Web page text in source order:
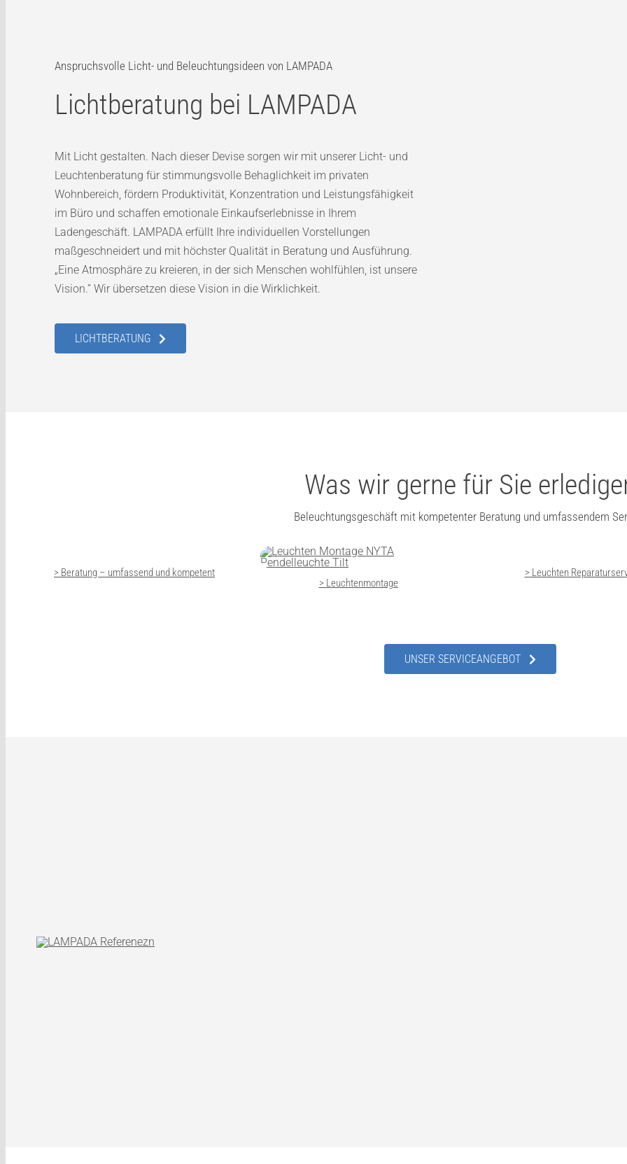
Anspruchsvolle Licht- und Beleuchtungsideen von LAMPADA
Lichtberatung bei LAMPADA
Mit Licht gestalten. Nach dieser Devise sorgen wir mit unserer Licht- und
Leuchtenberatung für stimmungsvolle Behaglichkeit im privaten
Wohnbereich, fördern Produktivität, Konzentration und Leistungsfähigkeit
im Büro und schaffen emotionale Einkaufserlebnisse in Ihrem
Ladengeschäft. LAMPADA erfüllt Ihre individuellen Vorstellungen
maßgeschneidert und mit höchster Qualität in Beratung und Ausführung.
„Eine Atmosphäre zu kreieren, in der sich Menschen wohlfühlen, ist unsere
Vision.” Wir übersetzen diese Vision in die Wirklichkeit.
LICHTBERATUNG
Was wir gerne für Sie
Beleuchtungsgeschäft mit kompetenter Beratung und umfassendem
> Beratung – umfassend und kompetent
> Leuchtenmontage
> Leuchten
UNSER SERVICEANGEBOT